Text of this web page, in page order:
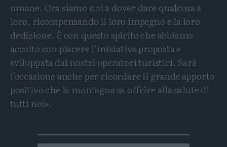
umane. Ora siamo noi a dover dare qualcosa a
loro, ricompensando il loro impegno e la loro
dedizione. È con questo spirito che abbiamo
accolto con piacere l’iniziativa proposta e
sviluppata dai nostri operatori turistici. Sarà
l'occasione anche per ricordare il grande apporto
positivo che la montagna sa offrire alla salute di
tutti noi».